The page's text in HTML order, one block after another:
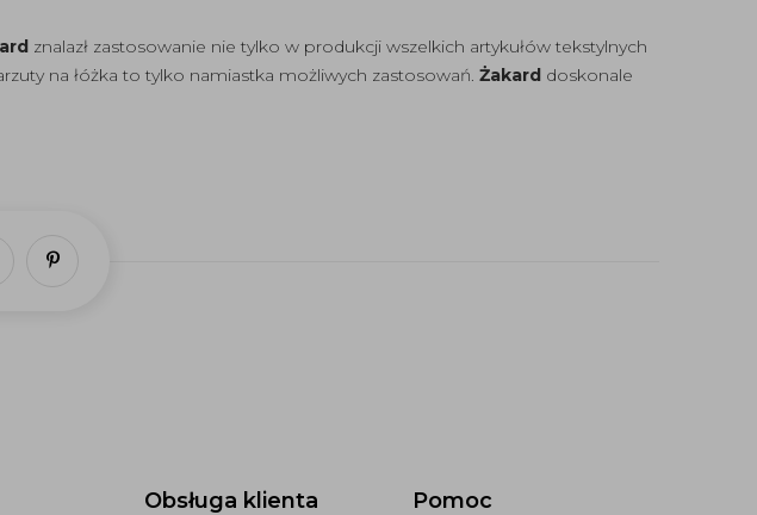
znalazł zastosowanie nie tylko w produkcji wszelkich artykułów tekstylnych
na łóżka to tylko namiastka możliwych zastosowań. Żakard doskonale
Obsługa klienta Pomoc